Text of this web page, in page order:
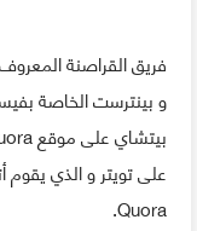
و بينترست الخاصة
على تويتر و الذي
Quora.